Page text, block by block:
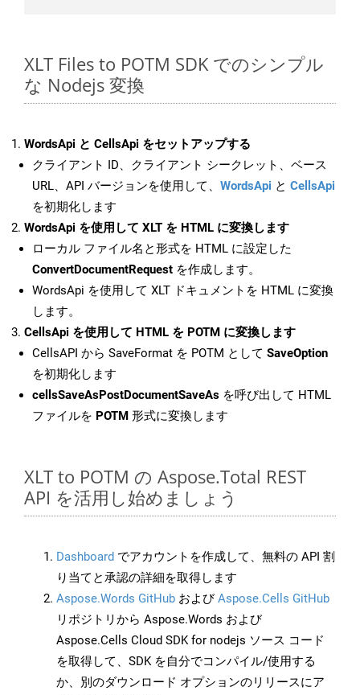
XLT Files to POTM SDK でのシンプル
な Nodejs 変換
WordsApi と CellsApi をセットアップする
クライアント ID、クライアント シークレット、ベース
URL、API バージョンを使用して、 WordsApi と CellsApi
を初期化します
WordsApi を使用して XLT を HTML に変換します
ローカル ファイル名と形式を HTML に設定した
ConvertDocumentRequest を作成します。
WordsApi を使用して XLT ドキュメントを HTML に変換
します。
CellsApi を使用して HTML を POTM に変換します
CellsAPI から SaveFormat を POTM として SaveOption
を初期化します
cellsSaveAsPostDocumentSaveAs を呼び出して HTML
ファイルを POTM 形式に変換します
XLT to POTM の Aspose.Total REST
API を活用し始めましょう
Dashboard でアカウントを作成して、無料の API 割
り当てと承認の詳細を取得します
Aspose.Words GitHub およびAspose.Cells GitHub
リポジトリから Aspose.Words および
Aspose.Cells Cloud SDK for nodejs ソース コード
を取得して、SDK を自分でコンパイル/使用する
か、別のダウンロード オプションのリリースにア